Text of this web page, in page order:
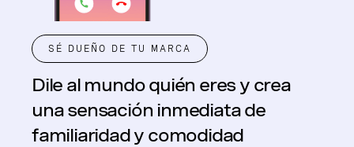
SÉ DUEÑO DE TU MARCA
Dile al mundo quién eres y crea
una sensación inmediata de
familiaridad y comodidad